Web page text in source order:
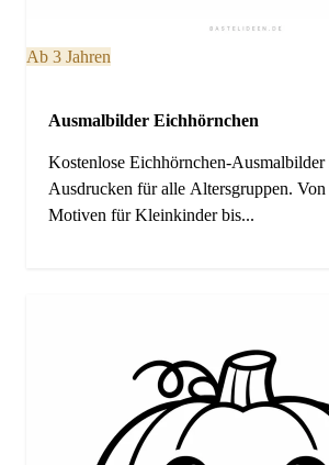
Ab 3 Jahren
Ausmalbilder Eichhörnchen
Kostenlose Eichhörnchen-Ausmalbilder
Ausdrucken für alle Altersgruppen. Von
Motiven für Kleinkinder bis...